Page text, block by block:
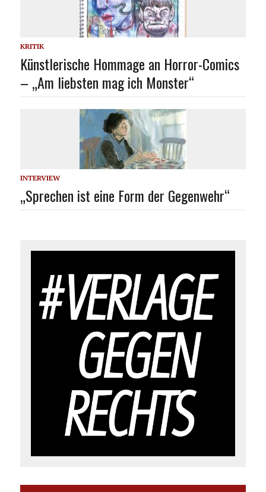
KRITIK
Künstlerische Hommage an Horror-Comics
– „Am liebsten mag ich Monster“
INTERVIEW
„Sprechen ist eine Form der Gegenwehr“